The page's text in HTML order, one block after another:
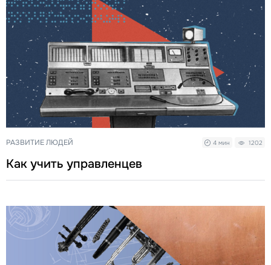
РАЗВИТИЕ ЛЮДЕЙ 4 мин 1202
Как учить управленцев